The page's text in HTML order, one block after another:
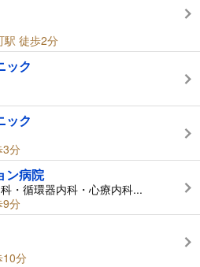
駅 徒歩2分
ック
ック
3分
ン病院
・循環器内科・心療内科...
9分
10分